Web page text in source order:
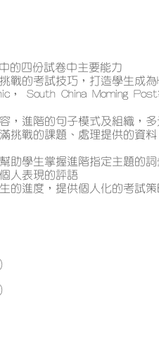
的四份試卷中主要能力
戰的考試技巧，打造學生成為
， South China Morning
，進階的句子模式及組織，
挑戰的課題、處理提供的資
助學生掌握進階指定主題的詞
人表現的評語
的進度，提供個人化的考試